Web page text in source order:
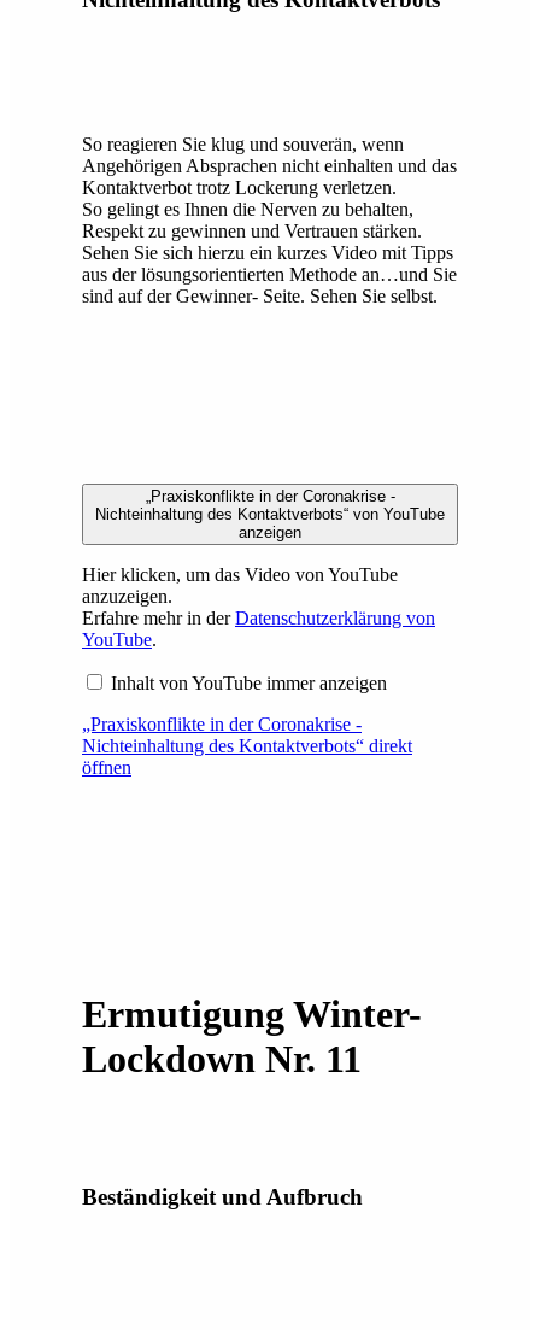
So reagieren Sie klug und souverän, wenn
Angehörigen Absprachen nicht einhalten und das
Kontaktverbot trotz Lockerung verletzen.
So gelingt es Ihnen die Nerven zu behalten,
Respekt zu gewinnen und Vertrauen stärken.
Sehen Sie sich hierzu ein kurzes Video mit Tipps
aus der lösungsorientierten Methode an…und Sie
sind auf der Gewinner- Seite. Sehen Sie selbst.
„Praxiskonflikte in der Coronakrise -
Nichteinhaltung des Kontaktverbots“ von YouTube
anzeigen
Hier klicken, um das Video von YouTube
anzuzeigen.
Erfahre mehr in derDatenschutzerklärung von
YouTube.
Inhalt von YouTube immer anzeigen
„Praxiskonflikte in der Coronakrise -
Nichteinhaltung des Kontaktverbots“ direkt
öffnen
Ermutigung Winter-
Lockdown Nr. 11
Beständigkeit und Aufbruch